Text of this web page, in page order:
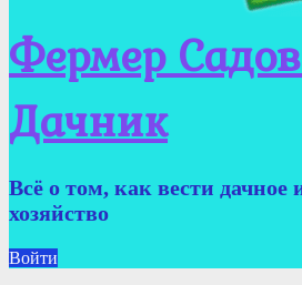
Фермер
Дачник
Всё о том, как вести дачное
хозяйство
Войти